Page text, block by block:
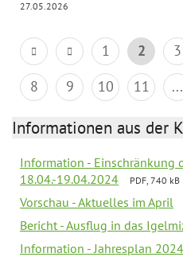
27.05.2026
1 2 3
8
9 10 11 ...
Informationen aus der
Information - Einschränkung
18.04.-19.04.2024
PDF, 740 kB
Vorschau - Aktuelles im April
Bericht - Ausflug in das
Information - Jahresplan 2024